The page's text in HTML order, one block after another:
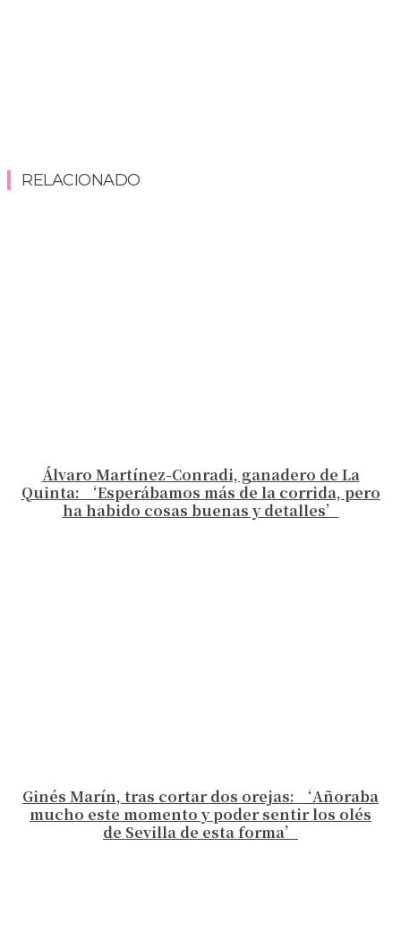
RELACIONADO
Álvaro Martínez-Conradi, ganadero de La
Quinta: ‘Esperábamos más de la corrida, pero
ha habido cosas buenas y detalles’
Ginés Marín, tras cortar dos orejas: ‘Añoraba
mucho este momento y poder sentir los olés
de Sevilla de esta forma’